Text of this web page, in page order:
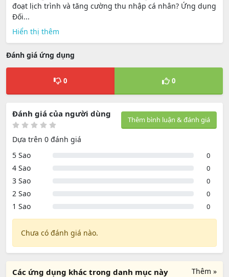
đoạt lịch trình và tăng cường thu nhập cá nhân? Ứng dụng
Đối...
Hiển thị thêm
Đánh giá ứng dụng
0 0
Thêm bình luận & đánh giá
Đánh giá của người dùng
Dựa trên 0 đánh giá
5 Sao
0
4 Sao 0
3 Sao 0
2 Sao 0
1 Sao 0
Chưa có đánh giá nào.
Thêm »
Các ứng dụng khác trong danh mục này